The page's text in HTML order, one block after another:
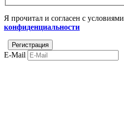
Я прочитал и согласен с условиями
конфиденциальности
E-Mail